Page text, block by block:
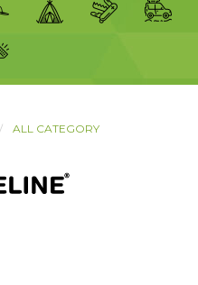
ALL CATEGORY